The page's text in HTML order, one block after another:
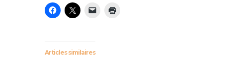
Articles similaires